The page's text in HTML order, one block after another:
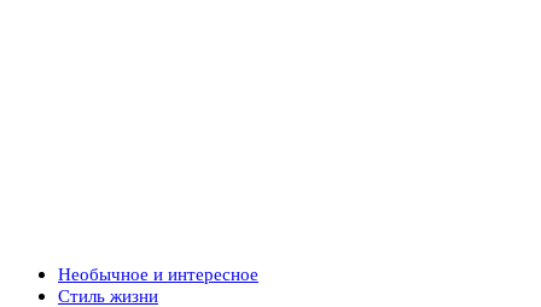
Необычное и интересное
Стиль жизни